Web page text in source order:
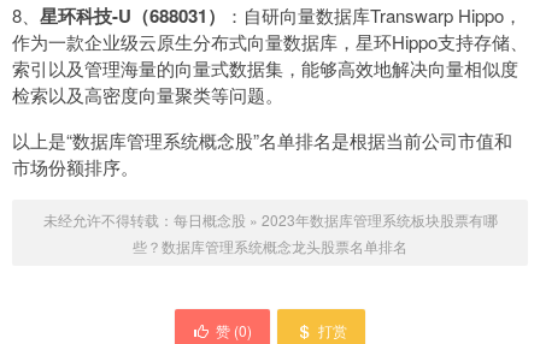
8、 星环科技-U（688031）
：自研向量数据库Transwarp Hippo，
作为一款企业级云原生分布式向量数据库，星环Hippo支持存储、
索引以及管理海量的向量式数据集，能够高效地解决向量相似度
检索以及高密度向量聚类等问题。
以上是“数据库管理系统概念股”名单排名是根据当前公司市值和
市场份额排序。
未经允许不得转载： 每日概念股 » 2023年数据库管理系统板块股票有哪
些？数据库管理系统概念龙头股票名单排名
赞 (0) 打赏